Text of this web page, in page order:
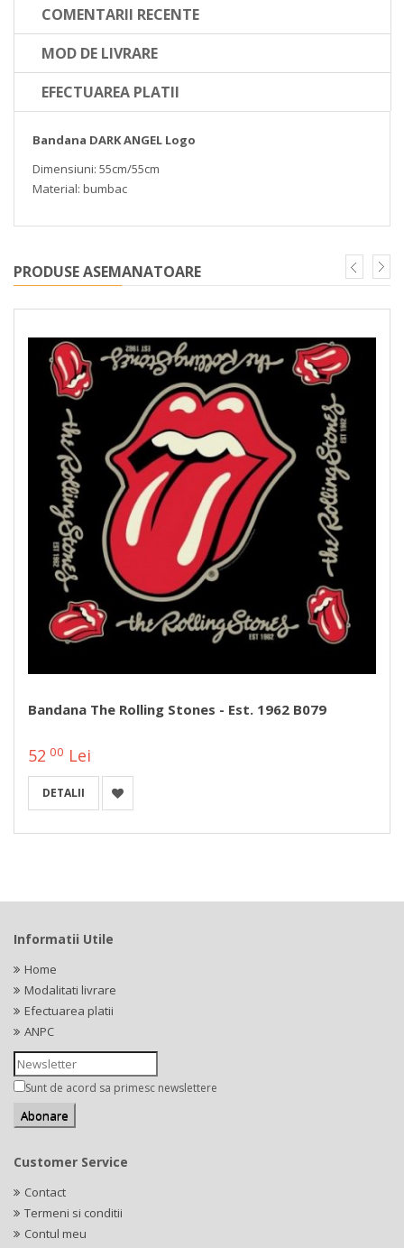
COMENTARII RECENTE
MOD DE LIVRARE
EFECTUAREA PLATII
Bandana DARK ANGEL Logo
Dimensiuni: 55cm/55cm
Material: bumbac
PRODUSE ASEMANATOARE
Bandana The Rolling Stones - Est. 1962 B079
52 00 Lei
DETALII
Informatii Utile
Home
Modalitati livrare
Efectuarea platii
ANPC
Sunt de acord sa primesc newslettere
Customer Service
Contact
Termeni si conditii
Contul meu